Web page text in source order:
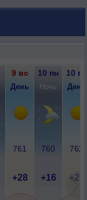
9 вс 10 пн 10 пн
День Ночь День
761 760 762
+28 +16 +27